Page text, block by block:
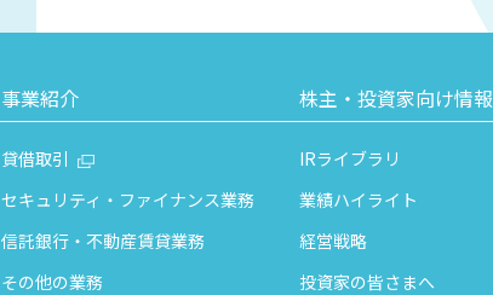
事業紹介
貸借取引
セキュリティ・ファイナンス業務
信託銀行・不動産賃貸業務
その他の業務
株主・投資家向け情報
IRライブラリ
業績ハイライト
経営戦略
投資家の皆さまへ